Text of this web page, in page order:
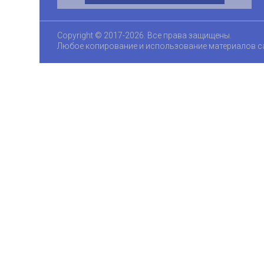
Copyright © 2017-2026. Все права защищены.
Любое копирование и использование материалов